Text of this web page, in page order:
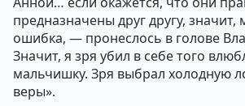
предназначены друг другу,
ошибка, — пронеслось в голове
Значит, я зря убил в себе того
мальчишку. Зря выбрал холодную
веры».